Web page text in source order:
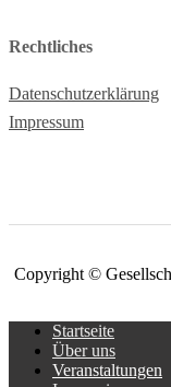
Rechtliches
Datenschutzerklärung
Impressum
Copyright ©
Startseite
Über uns
Veranstaltungen